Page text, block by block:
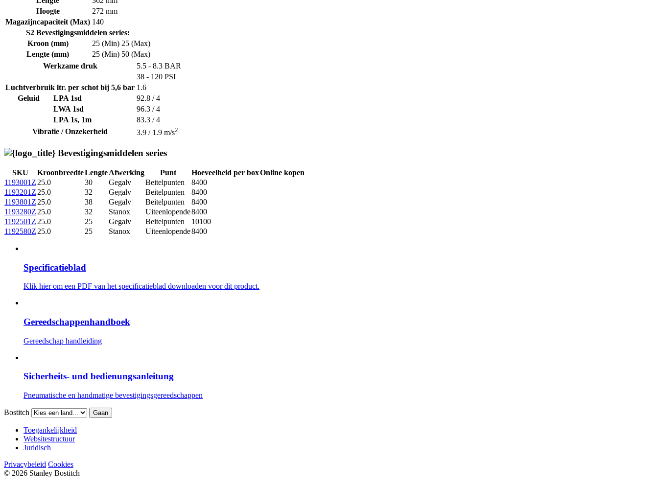
Hoogte
272 mm
Magazijncapaciteit (Max) 140
S2 Bevestigingsmiddelen series:
Kroon (mm)
25 (Min) 25 (Max)
Lengte (mm)
25 (Min) 50 (Max)
Werkzame druk
5.5 - 8.3 BAR
38 - 120 PSI
Luchtverbruik ltr. per schot bij 5,6 bar 1.6
Geluid
LPA 1sd
92.8 / 4
LWA 1sd
96.3 / 4
LPA 1s, 1m
83.3 / 4
Vibratie / Onzekerheid
3.9 / 1.9 m/s2
Bevestigingsmiddelen series
SKU KroonbreedteLengteAfwerking Punt Hoeveelheid per boxOnline kopen
1193001Z 25.0 30 Gegalv Beitelpunten
8400
1193201Z 25.0 32 Gegalv Beitelpunten
8400
1193801Z 25.0 38 Gegalv Beitelpunten
8400
1193280Z 25.0 32 Stanox Uiteenlopende8400
1192501Z 25.0 25 Gegalv Beitelpunten
10100
1192580Z 25.0 25 Stanox Uiteenlopende8400
Specificatieblad
Klik hier om een ​​PDF van het specificatieblad downloaden voor dit product.
Gereedschappenhandboek
Gereedschap handleiding
Sicherheits- und bedienungsanleitung
Pneumatische en handmatige bevestigingsgereedschappen
Bostitch Gaan
Toegankelijkheid
Websitestructuur
Juridisch
Privacybeleid Cookies
© 2026 Stanley Bostitch